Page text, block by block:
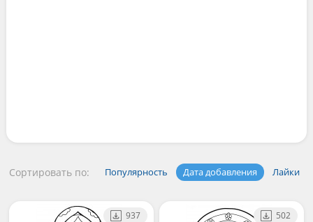
Сортировать по: Популярность Дата добавления Лайки
937 502